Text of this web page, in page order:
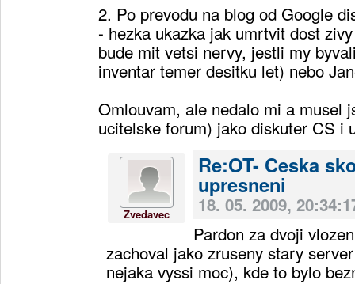
2. Po prevodu na blog od Google
- hezka ukazka jak umrtvit dost
bude mit vetsi nervy, jestli my
inventar temer desitku let) nebo
Omlouvam, ale nedalo mi a musel
ucitelske forum) jako diskuter CS i
Zvedavec
Re:OT- Ceska
upresneni
18. 05. 2009,
Pardon za dvoji
zachoval jako zruseny stary
nejaka vyssi moc), kde to bylo